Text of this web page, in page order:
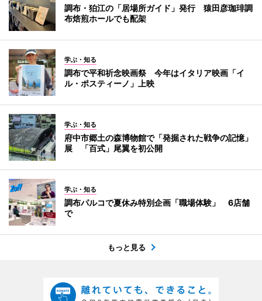
調布・狛江の「居場所ガイド」発行 猿田彦珈琲調
布焙煎ホールでも配架
学ぶ・知る
調布で平和祈念映画祭 今年はイタリア映画「イ
ル・ポスティーノ」上映
学ぶ・知る
府中市郷土の森博物館で「発掘された戦争の記憶」
展 「百式」尾翼を初公開
学ぶ・知る
調布パルコで夏休み特別企画「職場体験」 6店舗
で
もっと見る